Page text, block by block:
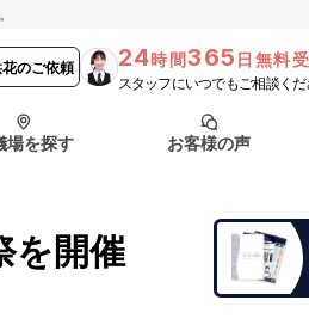
のご依頼 24時間365 日無料
スタッフにいつでもご相談く
葬儀の流れ
場を探す
千葉県
お客様の声
よくある質問
は？ 葬儀の流れ
千葉県
よくある質問
頼
を開催